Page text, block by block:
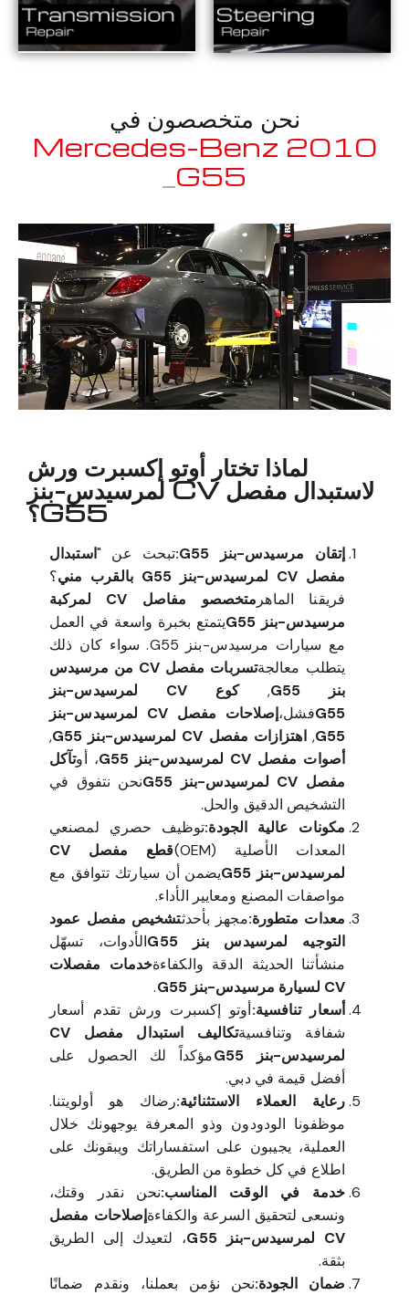
نحن متخصصون في
2010 Mercedes-Benz
G55
لماذا تختار أوتو إكسبرت ورش
لاستبدال مفصل CV لمرسيدس-بنز
G55؟
إتقان مرسيدس-بنز G55: تبحث عن "استبدال
مفصل CV لمرسيدس-بنز G55 بالقرب مني
؟
فريقنا الماهر
متخصصو مفاصل CV لمركبة
مرسيدس-بنز G55
يتمتع بخبرة واسعة في العمل
مع سيارات مرسيدس-بنز G55. سواء كان ذلك
يتطلب معالجة
تسربات مفصل CV من مرسيدس
بنز G55
,
كوع CV لمرسيدس-بنز
G55فشل،
إصلاحات مفصل CV لمرسيدس-بنز
G55
,اهتزازات مفصل CV لمرسيدس-بنز G55
,
أصوات مفصل CV لمرسيدس-بنز G55
، أوتآكل
مفصل CV لمرسيدس-بنز G55
نحن نتفوق في
التشخيص الدقيق والحل.
مكونات عالية الجودة:توظيف حصري لمصنعي
المعدات الأصلية (OEM)
قطع مفصل CV
لمرسيدس-بنز G55
يضمن أن سيارتك تتوافق مع
مواصفات المصنع ومعايير الأداء.
معدات متطورة:مجهز بأحدثتشخيص مفصل عمود
التوجيه لمرسيدس بنز G55
الأدوات، تسهّل
منشأتنا الحديثة الدقة والكفاءةخدمات مفصلات
CV لسيارة مرسيدس-بنز G55
.
أسعار تنافسية:أوتو إكسبرت ورش تقدم أسعار
شفافة وتنافسية
تكاليف استبدال مفصل CV
لمرسيدس-بنز G55
مؤكداً لك الحصول على
أفضل قيمة في دبي.
رعاية العملاء الاستثنائية:رضاك هو أولويتنا.
موظفونا الودودون وذو المعرفة يوجهونك خلال
العملية، يجيبون على استفساراتك ويبقونك على
اطلاع في كل خطوة من الطريق.
خدمة في الوقت المناسب:نحن نقدر وقتك،
ونسعى لتحقيق السرعة والكفاءةإصلاحات مفصل
CV لمرسيدس-بنز G55
، لتعيدك إلى الطريق
بثقة.
ضمان الجودة:نحن نؤمن بعملنا، ونقدم ضمانًا